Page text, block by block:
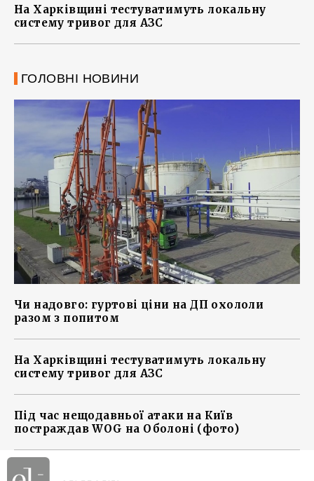
На Харківщині тестуватимуть локальну
систему тривог для АЗС
ГОЛОВНІ НОВИНИ
Чи надовго: гуртові ціни на ДП охололи
разом з попитом
На Харківщині тестуватимуть локальну
систему тривог для АЗС
Під час нещодавньої атаки на Київ
постраждав WOG на Оболоні (фото)